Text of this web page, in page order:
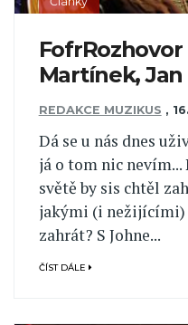
FofrRozhovor
Martínek,
REDAKCE MUZIKUS ,
Dá se u nás dnes
já o tom nic
světě by sis chtěl
jakými (i nežijícími)
zahrát? S Johne...
ČÍST DÁLE